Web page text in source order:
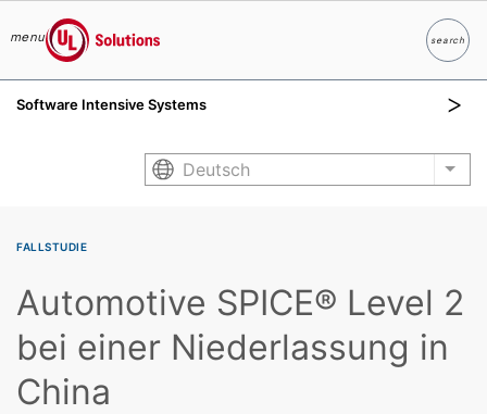
menu
UL Solutions
search
Suche
Software Intensive Systems
Deutsch List
FALLSTUDIE
Automotive SPICE® Level 2
bei einer Niederlassung in
China